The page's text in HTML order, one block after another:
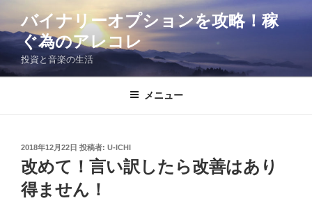
テ
ツ
バイナリーオプションを攻略！稼
ぐ為のアレコレ
投資と音楽の生活
メニュー
投
稿
日:
2018年12月22日 投稿者: U-ICHI
改めて！言い訳したら改善はあり
得ません！